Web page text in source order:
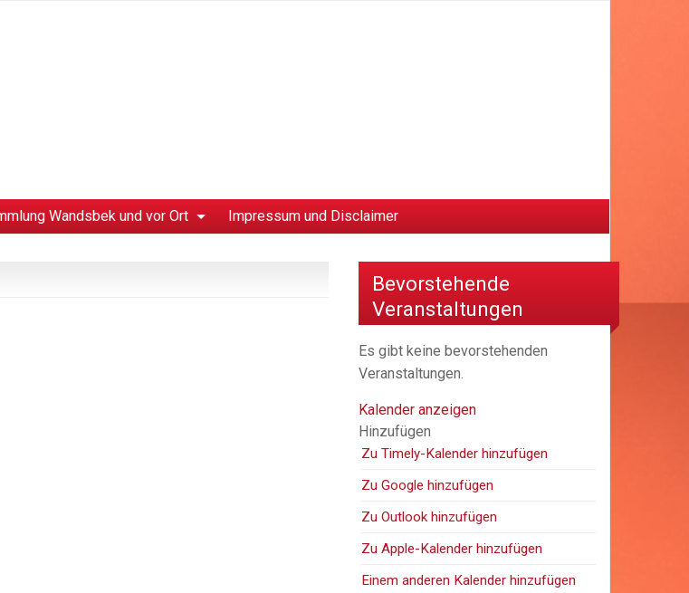
Wandsbek und vor Ort Impressum und Disclaimer
Bevorstehende
Veranstaltungen
Es gibt keine bevorstehenden
Veranstaltungen.
Kalender anzeigen
Hinzufügen
Zu Timely-Kalender hinzufügen
Zu Google hinzufügen
Zu Outlook hinzufügen
Zu Apple-Kalender hinzufügen
Einem anderen Kalender hinzufügen